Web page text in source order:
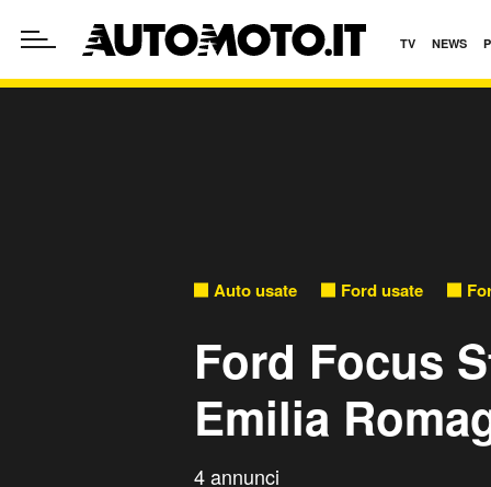
TV NEWS
Auto usate Ford usate
Ford Focus
Emilia
4 annunci